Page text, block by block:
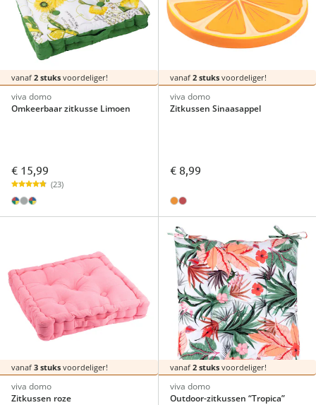
vanaf 2 stuks voordeliger!
viva domo
Omkeerbaar zitkusse Limoen
€ 15,99
(23)
vanaf 2 stuksvoordeliger!
viva domo
Zitkussen Sinaasappel
€ 8,99
vanaf 3 stuks voordeliger!
viva domo
Zitkussen roze
vanaf 2 stuksvoordeliger!
viva domo
Outdoor-zitkussen “Tropica”